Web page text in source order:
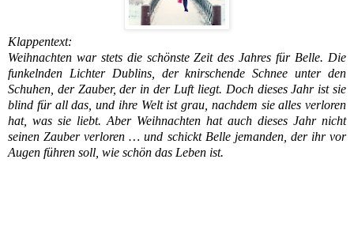
Klappentext:
Weihnachten war stets die schönste Zeit des Jahres für Belle. Die
funkelnden Lichter Dublins, der knirschende Schnee unter den
Schuhen, der Zauber, der in der Luft liegt. Doch dieses Jahr ist sie
blind für all das, und ihre Welt ist grau, nachdem sie alles verloren
hat, was sie liebt. Aber Weihnachten hat auch dieses Jahr nicht
seinen Zauber verloren … und schickt Belle jemanden, der ihr vor
Augen führen soll, wie schön das Leben ist.